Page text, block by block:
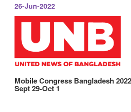
26-Jun-2022
Mobile Congress Bangladesh
Sept 29-Oct 1